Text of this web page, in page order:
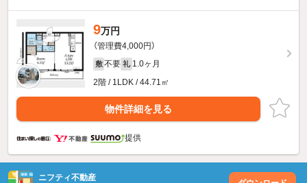
9万円
（管理費4,000円）
敷 不要 礼 1.0ヶ月
2階 / 1LDK / 44.71㎡
物件詳細を見る
提供
ニフティ不動産